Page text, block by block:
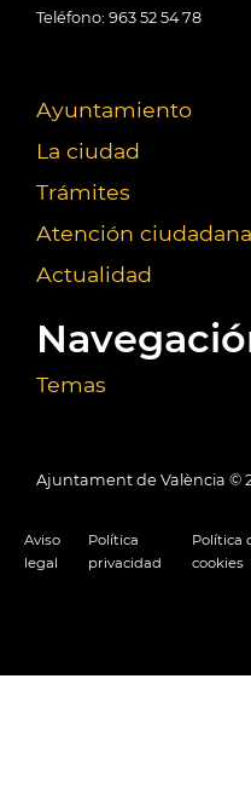
Teléfono: 963 52 54 78
Ayuntamiento
La ciudad
Trámites
Atención ciudadana
Actualidad
Temas
Ajuntament de València ©
Aviso
legal
Política
privacidad
Política
cookies